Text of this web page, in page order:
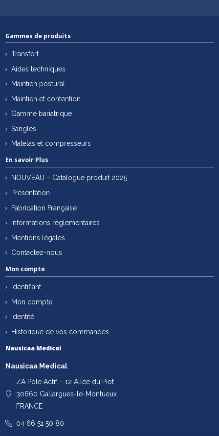
Gammes de produits
Transfert
Aides techniques
Maintien postural
Maintien et contention
Gamme bariatrique
Sangles
Matelas et compresseurs
En savoir Plus
NOUVEAU – Catalogue produit 2025
Présentation
Fabrication Française
Informations règlementaires
Mentions légales
Contactez-nous
Mon compte
Identifiant
Mon compte
Identité
Historique de vos commandes
Nausicaa Medical
Nausicaa Medical
ZA Pôle Actif – 12 Allée du Piot
30660 Gallargues-le-Montueux
FRANCE
04 66 51 50 80